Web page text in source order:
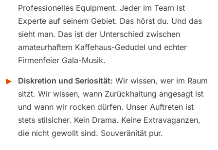
Professionelles Equipment. Jeder im Team ist
Experte auf seinem Gebiet. Das hörst du. Und das
sieht man. Das ist der Unterschied zwischen
amateurhaftem Kaffehaus-Gedudel und echter
Firmenfeier Gala-Musik.
▶ Diskretion und Seriosität: Wir wissen, wer im Raum
sitzt. Wir wissen, wann Zurückhaltung angesagt ist
und wann wir rocken dürfen. Unser Auftreten ist
stets stilsicher. Kein Drama. Keine Extravaganzen,
die nicht gewollt sind. Souveränität pur.